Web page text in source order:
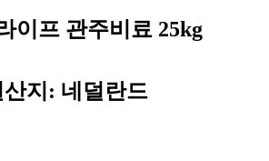
이프 관주비료 25kg
산지: 네덜란드